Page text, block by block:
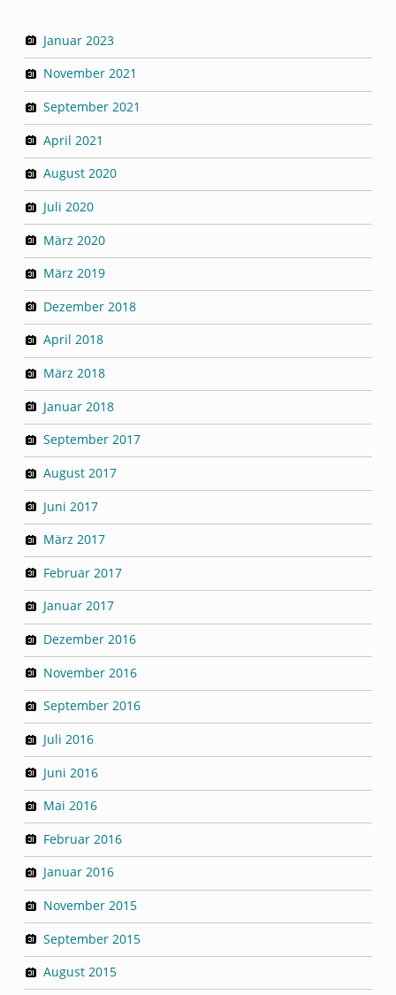
Januar 2023
November 2021
September 2021
April 2021
August 2020
Juli 2020
März 2020
März 2019
Dezember 2018
April 2018
März 2018
Januar 2018
September 2017
August 2017
Juni 2017
März 2017
Februar 2017
Januar 2017
Dezember 2016
November 2016
September 2016
Juli 2016
Juni 2016
Mai 2016
Februar 2016
Januar 2016
November 2015
September 2015
August 2015